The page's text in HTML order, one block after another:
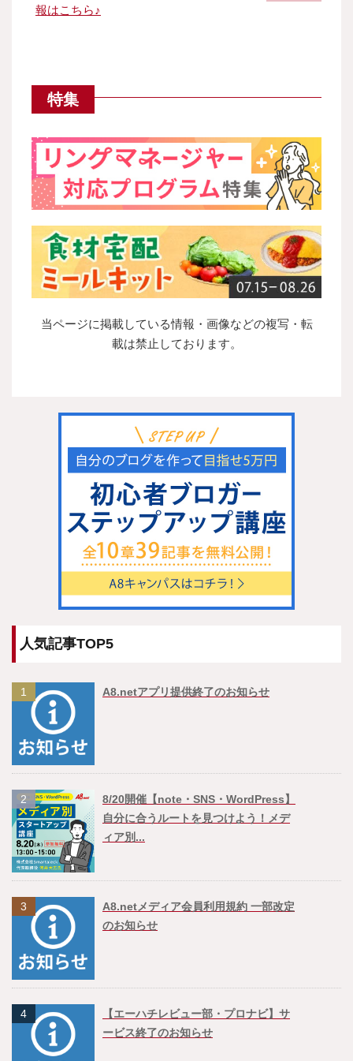
報はこちら♪
特集
当ページに掲載している情報・画像などの複写・転
載は禁止しております。
人気記事TOP5
1 A8.netアプリ提供終了のお知らせ
2
8/20開催【note・SNS・WordPress】
自分に合うルートを見つけよう！メデ
ィア別...
3
A8.netメディア会員利用規約 一部改定
のお知らせ
4
【エーハチレビュー部・プロナビ】サ
ービス終了のお知らせ